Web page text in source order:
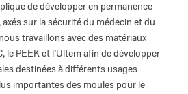
de développer en permanence
sur la sécurité du médecin et du
travaillons avec des matériaux
le PEEK et l’Ultem afin de développer
destinées à différents usages.
importantes des moules pour le